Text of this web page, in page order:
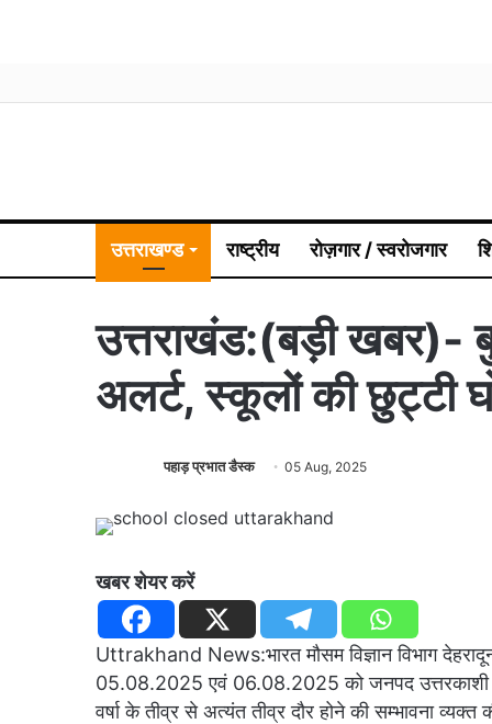
उत्तराखण्ड राष्ट्रीय रोज़गार / स्वरोजगार
उत्तराखंड:(बड़ी खबर)-
अलर्ट, स्कूलों की छुट्टी
पहाड़ प्रभात डैस्क 05 Aug, 2025
खबर शेयर करें
Uttrakhand News:भारत मौसम विज्ञान विभाग
05.08.2025 एवं 06.08.2025 को जनपद उत्तरकाशी
वर्षा के तीव्र से अत्यंत तीव्र दौर होने की सम्भावना